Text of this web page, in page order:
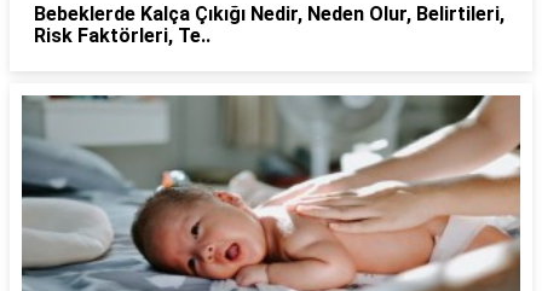
Bebeklerde Kalça Çıkığı Nedir, Neden Olur, Belirtileri,
Risk Faktörleri, Te..